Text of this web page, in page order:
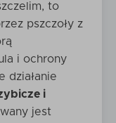
to
pszczoły z
i ochrony
działanie
i
jest